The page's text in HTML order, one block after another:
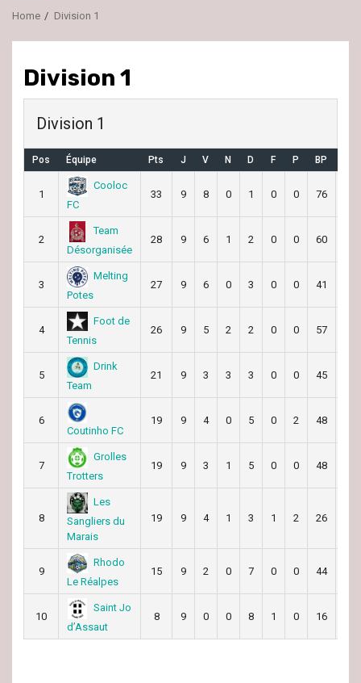
Home Division 1
Division 1
Division 1
Pos Équipe Pts J V N D F P BP
1
Cooloc
FC
33 9 8 0 1 0 0 76
2
Team
Désorganisée
28 9 6 1 2 0 0 60
3
Melting
Potes
27 9 6 0 3 0 0 41
4
Foot de
Tennis
26 9 5 2 2 0 0 57
5
Drink
Team
21 9 3 3 3 0 0 45
6
Coutinho FC
19 9 4 0 5 0 2 48
7
Grolles
Trotters
19 9 3 1 5 0 0 48
8
Les
Sangliers du
Marais
19 9 4 1 3 1 2 26
9
Rhodo
Le Réalpes
15 9 2 0 7 0 0 44
10
Saint Jo
d’Assaut
8 9 0 0 8 1 0 16